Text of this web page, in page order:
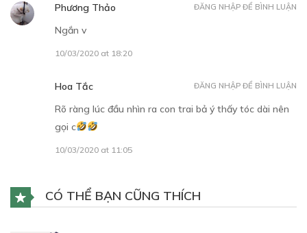
Phương Thảo
Ngắn v
10/03/2020 at 18:20
ĐĂNG NHẬP ĐỂ BÌNH LUẬN
Hoa Tắc
Rõ ràng lúc đầu nhìn ra con trai bả ý thấy tóc dài nên
gọi c
10/03/2020 at 11:05
ĐĂNG NHẬP ĐỂ BÌNH LUẬN
CÓ THỂ BẠN CŨNG THÍCH